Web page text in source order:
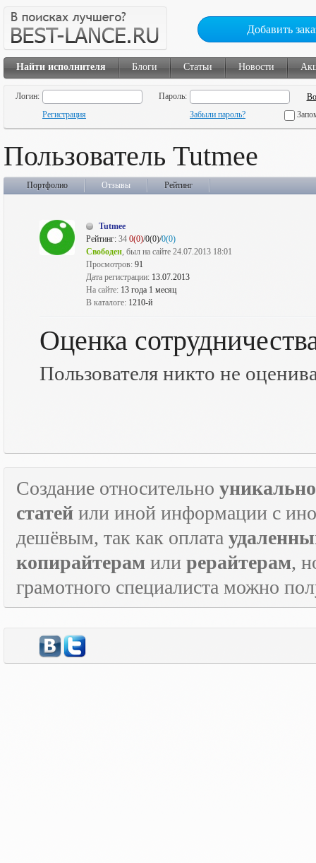
Добавить
Найти исполнителя Блоги Статьи Новости
Логин:
Пароль:
Регистрация
Забыли пароль?
Пользователь Tutmee
Портфолио Отзывы Рейтинг
Tutmee
Рейтинг: 34 0(0)/0(0)/0(0)
Свободен, был на сайте 24.07.2013 18:01
Просмотров: 91
Дата регистрации: 13.07.2013
На сайте: 13 года 1 месяц
В каталоге: 1210-й
Оценка
Пользователя никто не
Создание относительно
статей или иной информации с
дешёвым, так как оплата
копирайтерам или рерайтерам,
грамотного специалиста можно